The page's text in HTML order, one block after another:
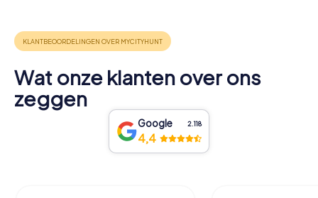
Wat onze klanten over ons
zeggen
Google 2.118
4,4